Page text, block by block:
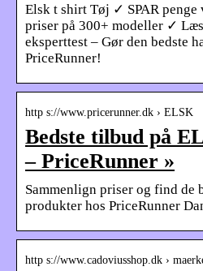
Elsk t shirt Tøj ✓ SPAR penge
priser på 300+ modeller ✓
eksperttest – Gør den bedste
PriceRunner!
http s://www.pricerunner.dk › ELSK
Bedste tilbud på
– PriceRunner »
Sammenlign priser og find de
produkter hos PriceRunner
http s://www.cadoviusshop.dk ›